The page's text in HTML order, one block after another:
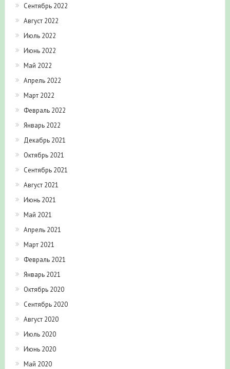
Сентябрь 2022
Август 2022
Июль 2022
Июнь 2022
Май 2022
Апрель 2022
Март 2022
Февраль 2022
Январь 2022
Декабрь 2021
Октябрь 2021
Сентябрь 2021
Август 2021
Июнь 2021
Май 2021
Апрель 2021
Март 2021
Февраль 2021
Январь 2021
Октябрь 2020
Сентябрь 2020
Август 2020
Июль 2020
Июнь 2020
Май 2020